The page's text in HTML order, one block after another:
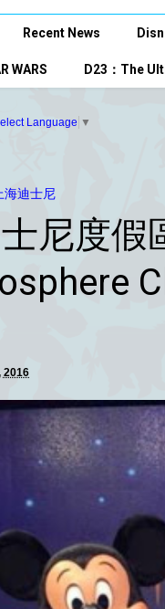
Recent News
WARS D23：The
Language ▼
海迪士尼
尼度假
2016